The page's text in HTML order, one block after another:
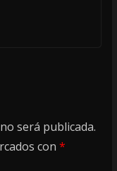
será publicada.
con *